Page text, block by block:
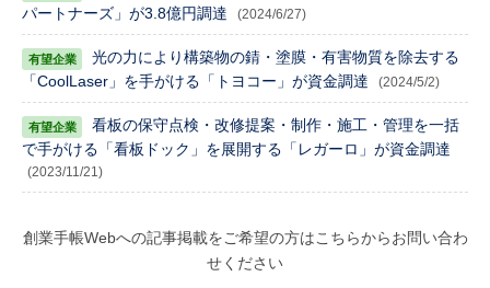
パートナーズ」が3.8億円調達
(2024/6/27)
光の力により構築物の錆・塗膜・有害物質を除去する
「CoolLaser」を手がける「トヨコー」が資金調達
(2024/5/2)
看板の保守点検・改修提案・制作・施工・管理を一括
で手がける「看板ドック」を展開する「レガーロ」が資金調達
(2023/11/21)
創業手帳Webへの記事掲載をご希望の方はこちらからお問い合わ
せください